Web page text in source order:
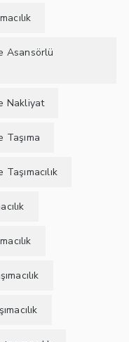
Asansörlü
Nakliyat
Taşıma